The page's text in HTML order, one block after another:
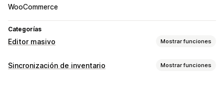
WooCommerce
Categorías
Editor masivo Mostrar funciones
Recursos editables
Sincronización de inventario Mostrar funciones